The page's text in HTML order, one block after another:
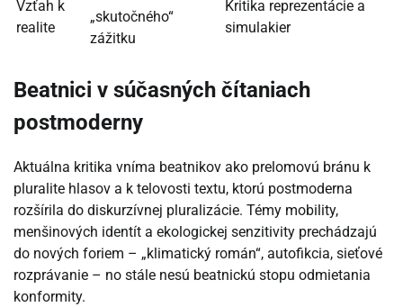
Vzťah k
realite
„skutočného“
zážitku
Kritika reprezentácie a
simulakier
Beatnici v súčasných čítaniach
postmoderny
Aktuálna kritika vníma beatnikov ako prelomovú bránu k
pluralite hlasov a k telovosti textu, ktorú postmoderna
rozšírila do diskurzívnej pluralizácie. Témy mobility,
menšinových identít a ekologickej senzitivity prechádzajú
do nových foriem – „klimatický román“, autofikcia, sieťové
rozprávanie – no stále nesú beatnickú stopu odmietania
konformity.